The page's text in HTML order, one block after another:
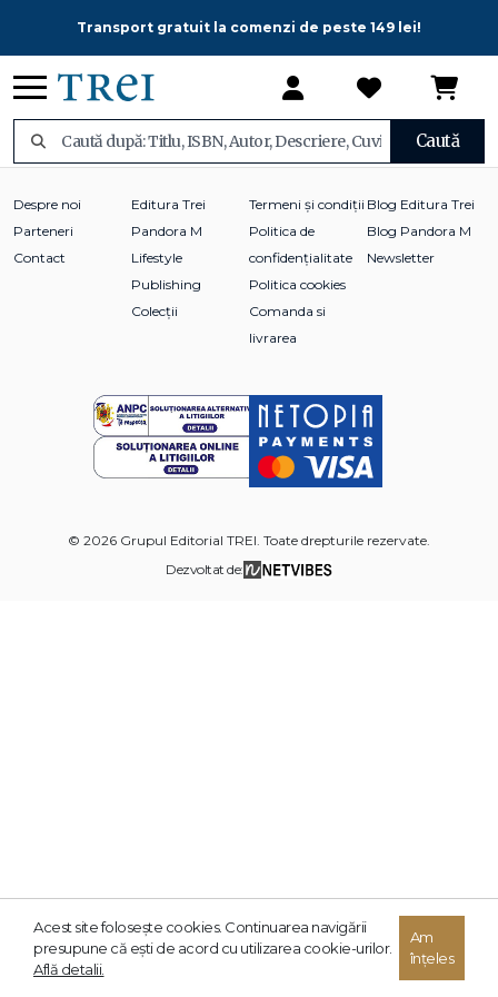
Transport gratuit la comenzi de peste 149 lei!
Caută
Despre noi
Parteneri
Contact
Editura Trei
Pandora M
Lifestyle
Publishing
Colecții
Termeni și condiții
Politica de
confidențialitate
Politica cookies
Comanda si
livrarea
Blog Editura Trei
Blog Pandora M
Newsletter
© 2026 Grupul Editorial TREI. Toate drepturile rezervate.
Dezvoltat de:
Acest site foloseşte cookies. Continuarea navigării
presupune că eşti de acord cu utilizarea cookie-urilor.
Află detalii.
Am
înțeles